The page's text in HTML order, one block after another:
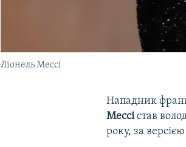
Ліонель Мессі
Нападник
Мессістав
року, за